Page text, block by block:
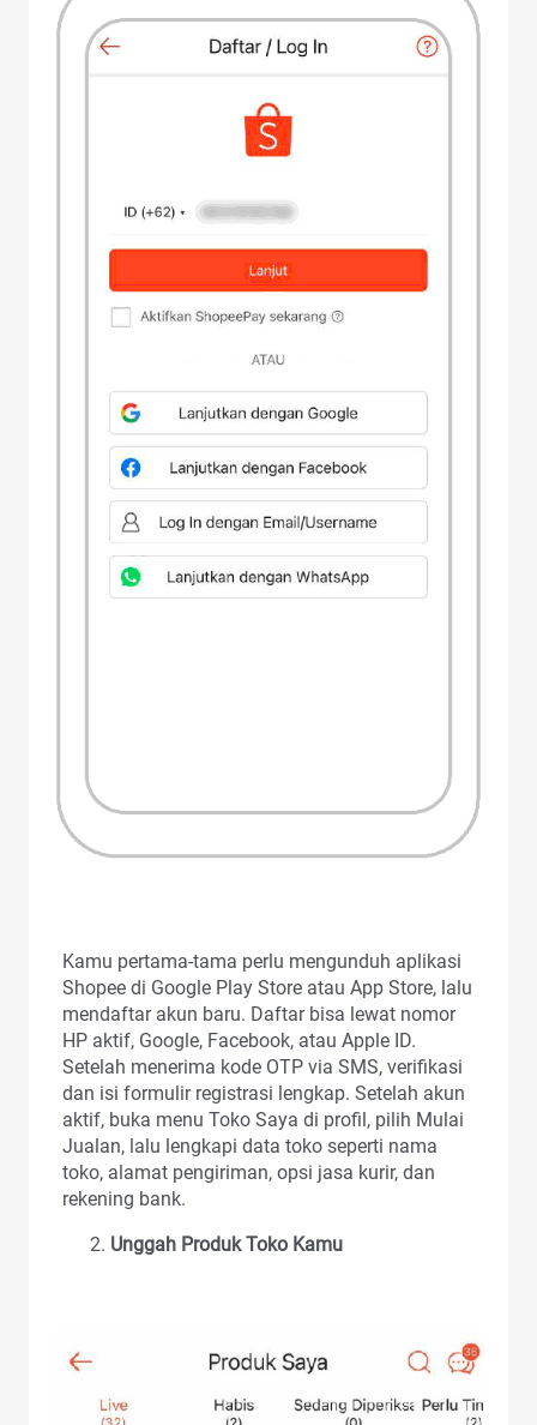
Kamu pertama‑tama perlu mengunduh aplikasi
Shopee di Google Play Store atau App Store, lalu
mendaftar akun baru. Daftar bisa lewat nomor
HP aktif, Google, Facebook, atau Apple ID.
Setelah menerima kode OTP via SMS, verifikasi
dan isi formulir registrasi lengkap. Setelah akun
aktif, buka menu Toko Saya di profil, pilih Mulai
Jualan, lalu lengkapi data toko seperti nama
toko, alamat pengiriman, opsi jasa kurir, dan
rekening bank.
Unggah Produk Toko Kamu